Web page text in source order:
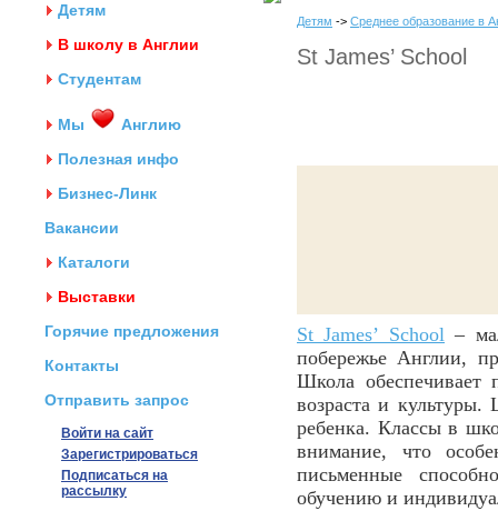
Детям
В школу в Англии
Студентам
Мы
Англию
Полезная инфо
Бизнес-Линк
Вакансии
Каталоги
Выставки
Горячие предложения
Контакты
Отправить запрос
Войти на сайт
Зарегистрироваться
Подписаться на
рассылку
Детям -> Среднее образование в
St James’ School
St James’ School –
побережье Англии,
Школа обеспечивает
возраста и
ребенка. Классы в
внимание, что
письменные
обучению и